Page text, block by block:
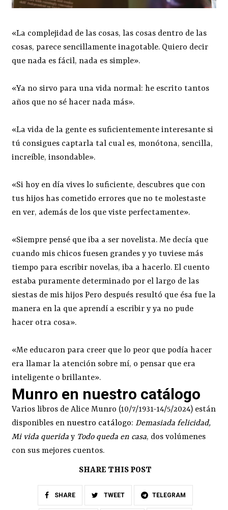
«La complejidad de las cosas, las cosas dentro de las
cosas, parece sencillamente inagotable. Quiero decir
que nada es fácil, nada es simple».
«Ya no sirvo para una vida normal: he escrito tantos
años que no sé hacer nada más».
«La vida de la gente es suficientemente interesante si
tú consigues captarla tal cual es, monótona, sencilla,
increíble, insondable».
«Si hoy en día vives lo suficiente, descubres que con
tus hijos has cometido errores que no te molestaste
en ver, además de los que viste perfectamente».
«Siempre pensé que iba a ser novelista. Me decía que
cuando mis chicos fuesen grandes y yo tuviese más
tiempo para escribir novelas, iba a hacerlo. El cuento
estaba puramente determinado por el largo de las
siestas de mis hijos Pero después resultó que ésa fue la
manera en la que aprendí a escribir y ya no pude
hacer otra cosa».
«Me educaron para creer que lo peor que podía hacer
era llamar la atención sobre mí, o pensar que era
inteligente o brillante».
Munro en nuestro catálogo
Varios libros de Alice Munro (10/7/1931-14/5/2024) están
disponibles ennuestro catálogo:Demasiada felicidad,
Mi vida querida y Todo queda en casa, dos volúmenes
con sus mejores cuentos.
SHARE THIS POST
SHARE TWEET TELEGRAM